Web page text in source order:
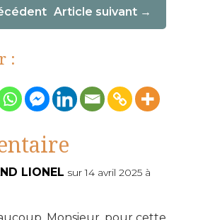
Article suivant
:
LIONEL sur 14 avril 2025 à